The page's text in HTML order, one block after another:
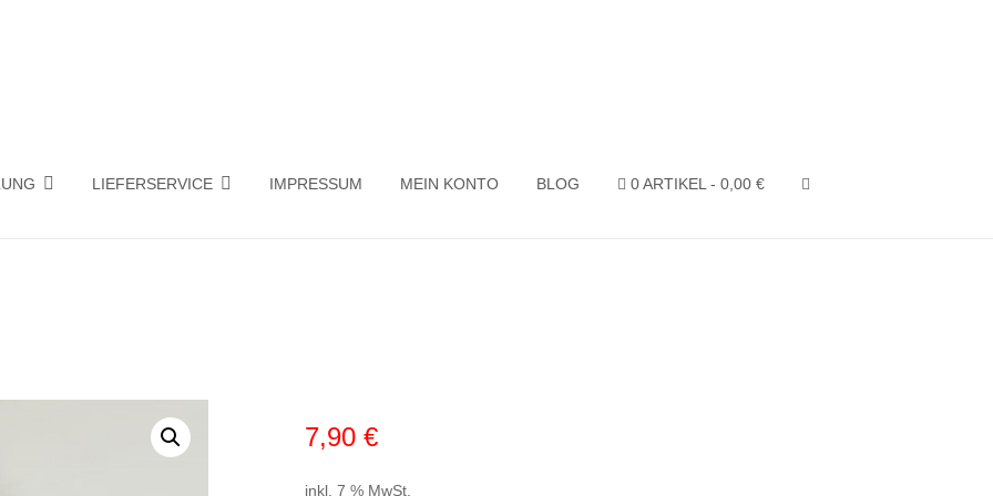
LIEFERSERVICE IMPRESSUM MEIN KONTO BLOG 0 ARTIKEL
0,00 €
7,90€
inkl. 7 % MwSt.